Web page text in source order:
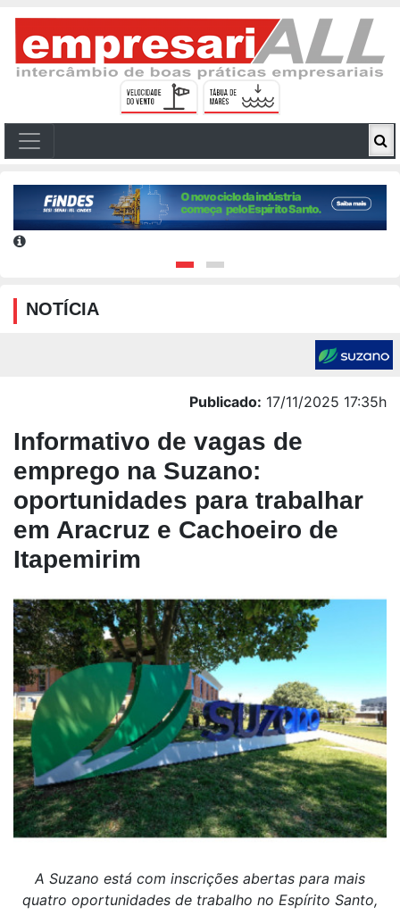
NOTÍCIA
Publicado: 17/11/2025 17:35h
Informativo de vagas de
emprego na Suzano:
oportunidades para trabalhar
em Aracruz e Cachoeiro de
Itapemirim
A Suzano está com inscrições abertas para mais
quatro oportunidades de trabalho no Espírito Santo,